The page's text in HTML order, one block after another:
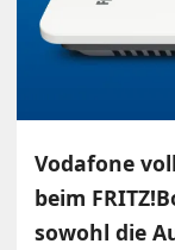
Vodafone
beim
sowohl die